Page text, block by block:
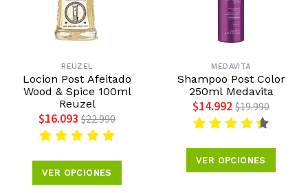
REUZEL
Locion Post Afeitado
Wood & Spice 100ml
Reuzel
$16.093 $22.990
VER OPCIONES
MEDAVITA
Shampoo Post Color
250ml Medavita
$14.992 $19.990
VER OPCIONES